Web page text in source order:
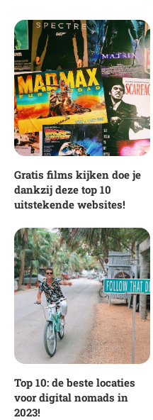
Gratis films kijken doe je
dankzij deze top 10
uitstekende websites!
Top 10: de beste locaties
voor digital nomads in
2023!